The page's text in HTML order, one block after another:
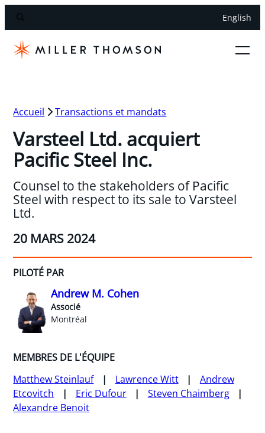
English
Accueil Transactions et mandats
Varsteel Ltd. acquiert
Pacific Steel Inc.
Counsel to the stakeholders of Pacific
Steel with respect to its sale to Varsteel
Ltd.
20 MARS 2024
PILOTÉ PAR
Andrew M. Cohen
Associé
Montréal
MEMBRES DE L'ÉQUIPE
Matthew Steinlauf
Lawrence Witt
Andrew
Etcovitch
Eric Dufour
Steven Chaimberg
Alexandre Benoit